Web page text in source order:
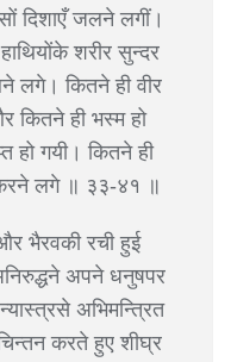
दिशाएँ जलने लगीं।
शरीर सुन्दर
लगे। कितने ही वीर
कितने ही भस्म हो
हो गयी। कितने ही
करने लगे ॥ ३३-४१ ॥
भैरवकी रची हुई
अपने धनुषपर
अभिमन्त्रित
करते हुए शीघ्र